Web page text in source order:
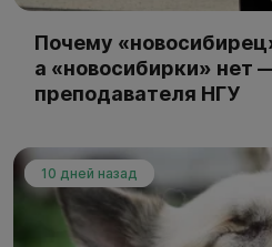
Почему
а «новосибирки» нет
преподавателя НГУ
10 дней назад